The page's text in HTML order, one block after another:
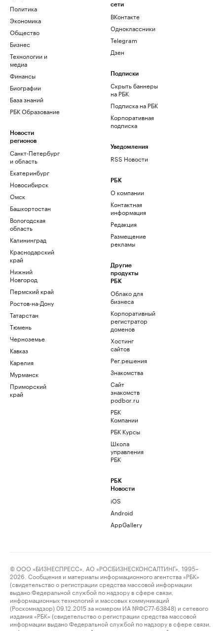
Политика
Экономика
Общество
Бизнес
Технологии и
медиа
Финансы
Биографии
База знаний
РБК Образование
Новости
регионов
Санкт-Петербург
и область
Екатеринбург
Новосибирск
Омск
Башкортостан
Вологодская
область
Калининград
Краснодарский
край
Нижний
Новгород
Пермский край
Ростов-на-Дону
Татарстан
Тюмень
Черноземье
Кавказ
Карелия
Мурманск
Приморский
край
сети
ВКонтакте
Одноклассники
Telegram
Дзен
Подписки
Скрыть баннеры
на РБК
Подписка на РБК
Корпоративная
подписка
Уведомления
RSS Новости
РБК
О компании
Контактная
информация
Редакция
Размещение
рекламы
Другие
продукты
РБК
Облако для
бизнеса
Корпоративный
регистратор
доменов
Хостинг
сайтов
Рег.решения
Знакомства
Сайт
знакомств
podbor.ru
РБК
Компании
РБК Курсы
Школа
управления
РБК
РБК
Новости
iOS
Android
AppGallery
© ООО «БИЗНЕСПРЕСС», АО «РОСБИЗНЕСКОНСАЛТИНГ», 1995–
2026. Сообщения и материалы информационного агентства «РБК»
(свидетельство о регистрации средства массовой информации
выдано Федеральной службой по надзору в сфере связи,
информационных технологий и массовых коммуникаций
(Роскомнадзор) 09.12.2015 за номером ИА №ФС77-63848) и сетевого
издания «РБК» (свидетельство о регистрации средства массовой
информации выдано Федеральной службой по надзору в сфере связи,